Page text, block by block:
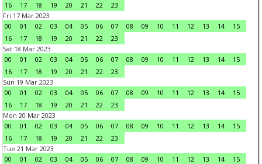
16 17 18 19 20 21 22
23
Fri 17 Mar 2023
00
01 02 03 04 05 06 07 08 09 10 11 12 13 14
15
16
17 18 19 20 21 22
23
Sat 18 Mar 2023
00
01 02 03 04 05 06 07 08 09 10 11 12 13 14
15
16
17 18 19 20 21 22
23
Sun 19 Mar 2023
00
01 02 03 04 05 06 07 08 09 10 11 12 13 14
15
16
17 18 19 20 21 22
23
Mon 20 Mar 2023
00
01 02 03 04 05 06 07 08 09 10 11 12 13 14
15
16
17 18 19 20 21 22
23
Tue 21 Mar 2023
00
01 02 03 04 05 06 07 08 09 10 11 12 13 14
15